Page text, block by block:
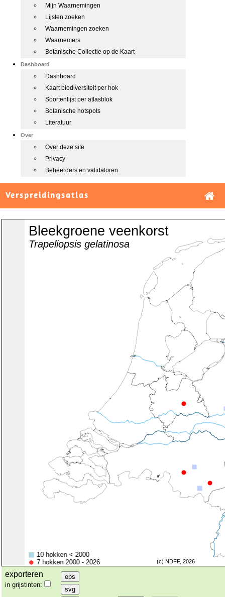
Mijn Waarnemingen
Lijsten zoeken
Waarnemingen zoeken
Waarnemers
Botanische Collectie op de Kaart
Dashboard
Dashboard
Kaart biodiversiteit per hok
Soortenlijst per atlasblok
Botanische hotspots
Literatuur
Over
Over deze site
Privacy
Beheerders en validatoren
Verspreidingsatlas